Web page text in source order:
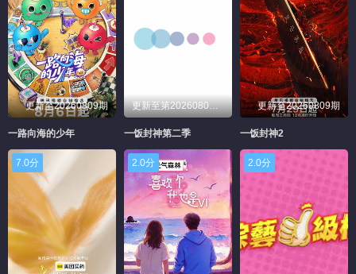
更新至20260809期
一路向海的少年
更新至第20260809期
一饭封神第二季
更新至20260809期
一饭封神2
7.0分 2.0分 2.0分